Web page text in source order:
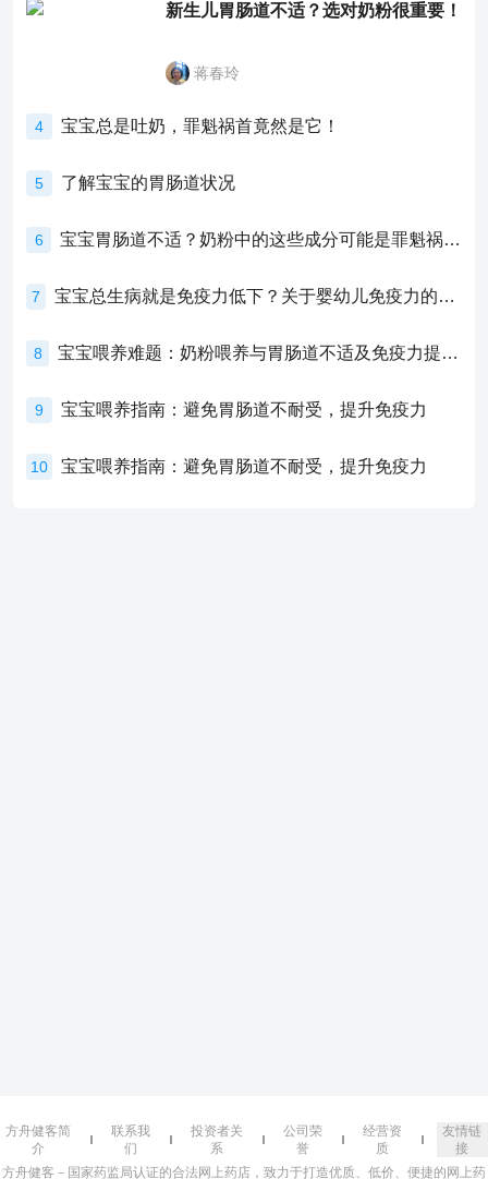
新生儿胃肠道不适？选对奶粉很重要！
蒋春玲
4 宝宝总是吐奶，罪魁祸首竟然是它！
5 了解宝宝的胃肠道状况
6 宝宝胃肠道不适？奶粉中的这些成分可能是罪魁祸首！
7 宝宝总生病就是免疫力低下？关于婴幼儿免疫力的真相，家长必须了解！
8 宝宝喂养难题：奶粉喂养与胃肠道不适及免疫力提升的奥秘
9 宝宝喂养指南：避免胃肠道不耐受，提升免疫力
10 宝宝喂养指南：避免胃肠道不耐受，提升免疫力
方舟健客简
介
联系我
们
投资者关
系
公司荣
誉
经营资
质
友情链
接
方舟健客－国家药监局认证的合法网上药店，致力于打造优质、低价、便捷的网上药